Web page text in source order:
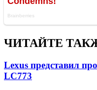
ЧИТАЙТЕ
Lexus представил
LC773